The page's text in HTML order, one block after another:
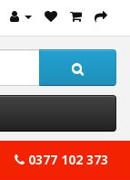
0377 102 373